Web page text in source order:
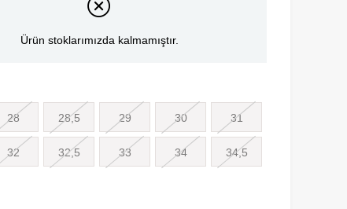
Ürün stoklarımızda kalmamıştır.
28 28,5 29 30 31
32 32,5 33 34 34,5